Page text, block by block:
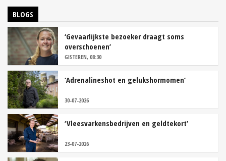
BLOGS
‘Gevaarlijkste bezoeker draagt soms
overschoenen’
GISTEREN, 08:30
‘Adrenalineshot en gelukshormomen’
30-07-2026
‘Vleesvarkensbedrijven en geldtekort’
23-07-2026